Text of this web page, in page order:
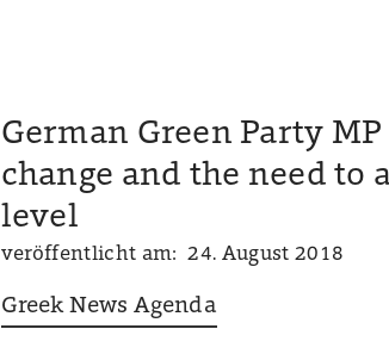
German Green Party
change and the need to
level
veröffentlicht am: 24. August 2018
Greek News Agenda